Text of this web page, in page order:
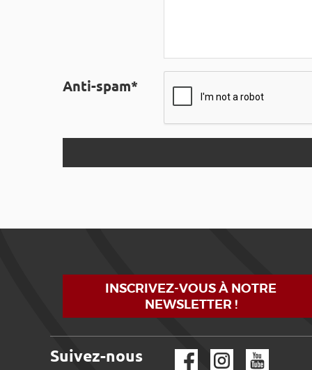
Anti-spam*
INSCRIVEZ-VOUS À NOTRE
NEWSLETTER !
Suivez-nous